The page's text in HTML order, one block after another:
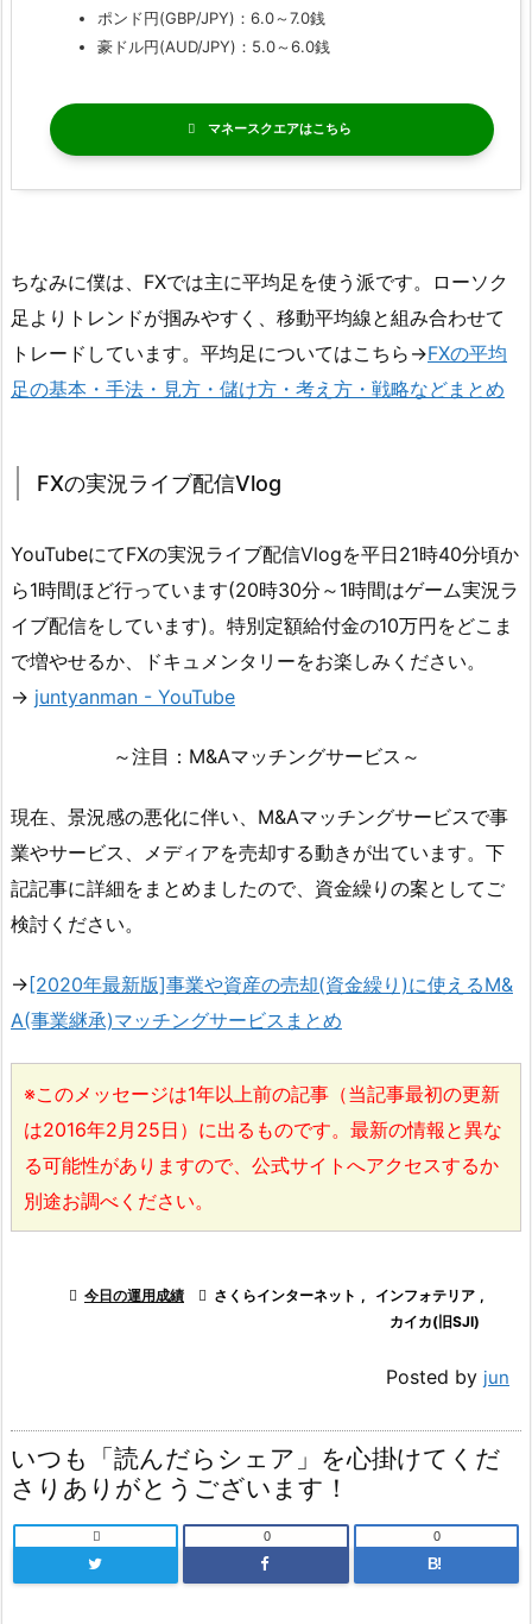
ポンド円(GBP/JPY)：6.0～7.0銭
豪ドル円(AUD/JPY)：5.0～6.0銭
マネースクエア
ちなみに僕は、FXでは主に平均足を使う派です。ローソク
足よりトレンドが掴みやすく、移動平均線と組み合わせて
トレードしています。平均足についてはこちら→FXの平均
足の基本・手法・見方・儲け方・考え方・戦略などまとめ
FXの実況ライブ配信Vlog
YouTubeにてFXの実況ライブ配信Vlogを平日21時40分頃か
ら1時間ほど行っています(20時30分～1時間はゲーム実況ラ
イブ配信をしています)。特別定額給付金の10万円をどこま
で増やせるか、ドキュメンタリーをお楽しみください。
→ juntyanman - YouTube
～注目：M&Aマッチングサービス～
現在、景況感の悪化に伴い、M&Aマッチングサービスで事
業やサービス、メディアを売却する動きが出ています。下
記記事に詳細をまとめましたので、資金繰りの案としてご
検討ください。
→[2020年最新版]事業や資産の売却(資金繰り)に使えるM&
A(事業継承)マッチングサービスまとめ
※このメッセージは1年以上前の記事（当記事最初の更新
は2016年2月25日）に出るものです。最新の情報と異な
る可能性がありますので、公式サイトへアクセスするか
別途お調べください。
 今日の運用成績  さくらインターネット , インフォテリア ,
カイカ(旧SJI)
Posted by jun
いつも「読んだらシェア」を心掛けてくだ
さりありがとうございます！
 0
B!
0